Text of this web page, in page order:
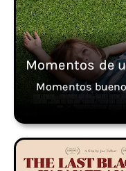
Momentos de
Momentos